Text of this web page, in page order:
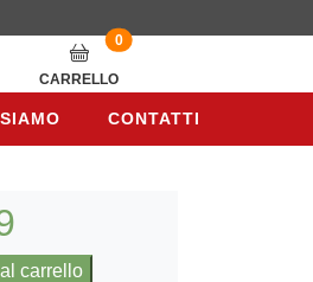
0
CARRELLO
CONTATTI
CHI SIAMO CONTATTI
carrello